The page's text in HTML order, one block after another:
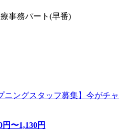
事務パート(早番)
ニングスタッフ募集】今がチャ
円〜1,130円